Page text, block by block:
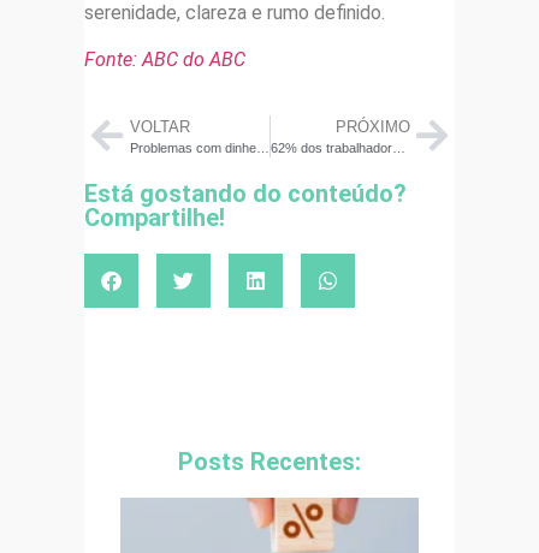
serenidade, clareza e rumo definido.
Fonte: ABC do ABC
VOLTAR
Problemas com dinheiro impactam na produtividade das empresas
PRÓXIMO
62% dos trabalhadores não investem na aposentadoria
Está gostando do conteúdo?
Compartilhe!
Posts Recentes: